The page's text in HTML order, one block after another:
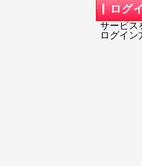
ログ
サービス
ログイン